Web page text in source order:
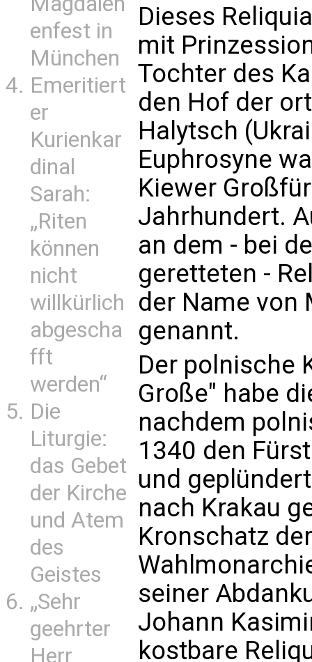
enfest in
München
Emeritiert
er
Kurienkar
dinal
Sarah:
„Riten
können
nicht
willkürlich
abgescha
fft
werden“
Die
Liturgie:
das Gebet
der Kirche
und Atem
des
Geistes
„Sehr
geehrter
Herr
Dieses
mit
Tochter des
den Hof der
Halytsch
Euphrosyne
Kiewer
Jahrhundert.
an dem - bei
geretteten -
der Name von
genannt.
Der polnische
Große" habe
nachdem
1340 den
und
nach Krakau
Kronschatz
seiner
Johann
kostbare